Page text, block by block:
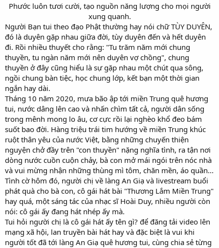
Phước luôn tươi cười, tạo nguồn năng lượng cho mọi người
xung quanh.​
Người Bạn tui theo đạo Phật thường hay nói chữ TÙY DUYÊN,
đó là duyên gặp nhau giữa đời, tùy duyên đến và hết duyên
đi. Rồi nhiều thuyết cho rằng: "Tu trăm năm mới chung
thuyền, tu ngàn năm mới nên duyên vợ chồng", chung
thuyền ở đây cũng hiểu là sự gặp nhau một chút qua sông,
ngồi chung bàn tiệc, học chung lớp, kết bạn một thời gian
ngắn hay dài.
Tháng 10 năm 2020, mưa bão ập tới miền Trung quê hương
tui, nước dâng lên cao và nhấn chìm tất cả, người dân sống
trong mênh mong lo âu, cơ cực rồi lại nghèo khổ đeo bám
suốt bao đời. Hàng triệu trái tim hướng về miền Trung khúc
ruột thân yêu của nước Việt, bằng những chuyến thiện
nguyện chở đầy trên "con thuyền" nặng nghĩa tình, ra tận nơi
dòng nước cuồn cuộn chảy, bà con mở mái ngói trên nóc nhà
và vui mừng nhận những thùng mì tôm, chăn mền, áo quần...
Tình cờ hôm đó, người chị về làng An Giạ và livestream buổi
phát quà cho bà con, cô gái hát bài "Thương Lắm Miền Trung"
hay quá, một sáng tác của nhạc sĩ Hoài Duy, nhiều người còn
nói: cô gái ấy đang hát nhép ấy mà.
Tui hỏi người chị là cô gái hát ấy tên gì? để đăng tải video lên
mạng xã hội, lan truyền bài hát hay và đặc biệt là vui khi
người tốt đã tới làng An Giạ quê hương tui, cùng chia sẻ từng